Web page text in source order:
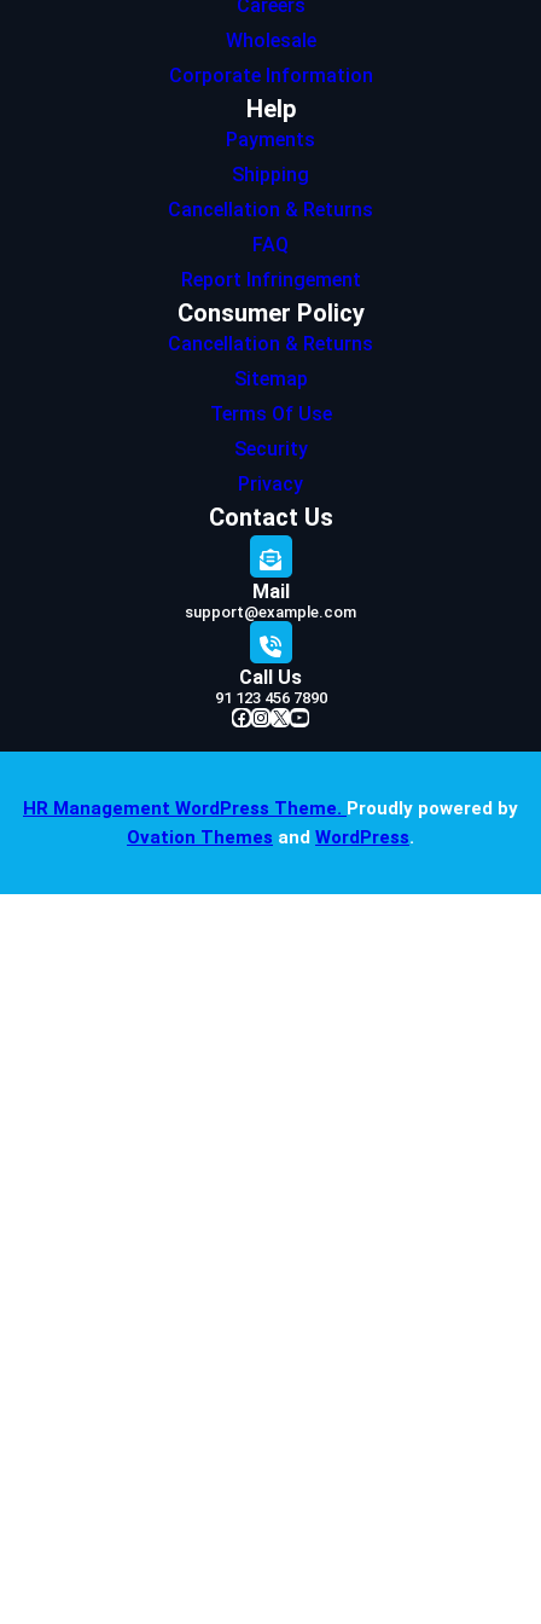
Careers
Wholesale
Corporate Information
Help
Payments
Shipping
Cancellation & Returns
FAQ
Report Infringement
Consumer Policy
Cancellation & Returns
Sitemap
Terms Of Use
Security
Privacy
Contact Us
Mail
support@example.com
Call Us
91 123 456 7890
Facebook InstagramX YouTube
HR Management WordPress Theme. Proudly powered by
Ovation Themes and WordPress.